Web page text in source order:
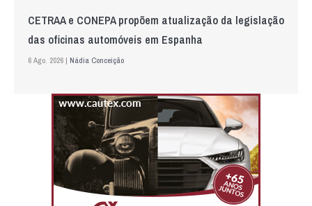
CETRAA e CONEPA propõem atualização da legislação
das oficinas automóveis em Espanha
6 Ago. 2026 | Nádia Conceição